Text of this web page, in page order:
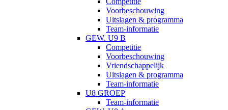
Voorbeschouwing
Uitslagen & programma
Team-informatie
GEW. U9 B
Competitie
Voorbeschouwing
Vriendschappelijk
Uitslagen & programma
Team-informatie
U8 GROEP
Team-informatie